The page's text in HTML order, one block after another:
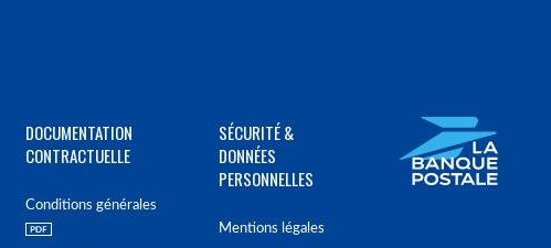
DOCUMENTATION
CONTRACTUELLE
Conditions générales
SÉCURITÉ &
DONNÉES
PERSONNELLES
Mentions légales